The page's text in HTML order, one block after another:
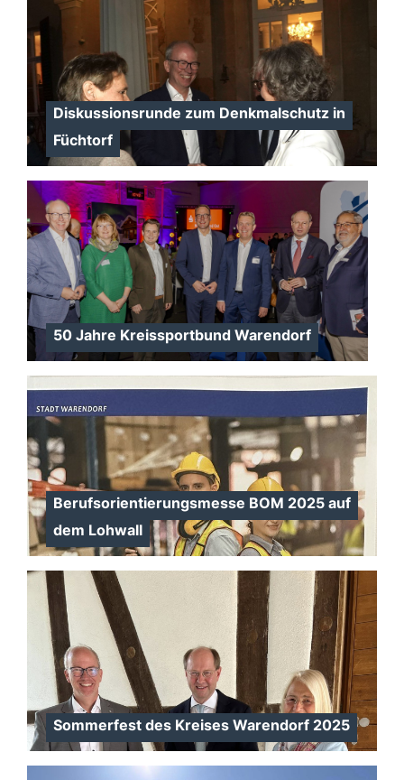
Diskussionsrunde zum Denkmalschutz in
Füchtorf
50 Jahre Kreissportbund Warendorf
Berufsorientierungsmesse BOM 2025 auf
dem Lohwall
Sommerfest des Kreises Warendorf 2025